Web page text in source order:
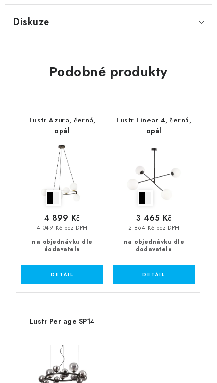
Diskuze
Podobné produkty
Lustr Azura, černá,
opál
na objednávku dle
dodavatele
4 049 Kč bez DPH
4 899 Kč
Lustr Linear 4, černá,
opál
na objednávku dle
dodavatele
2 864 Kč bez DPH
3 465 Kč
Lustr Perlage SP14